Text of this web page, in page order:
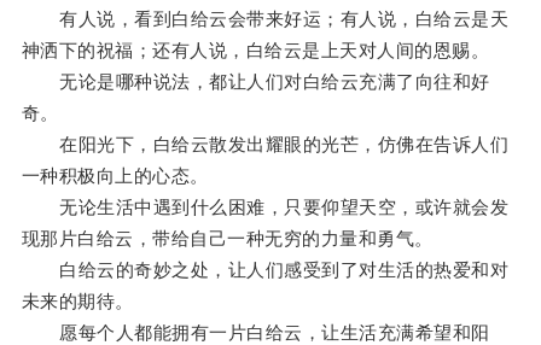
有人说，看到白给云会带来好运；有人说，白给云是天
神洒下的祝福；还有人说，白给云是上天对人间的恩赐。
无论是哪种说法，都让人们对白给云充满了向往和好
奇。
在阳光下，白给云散发出耀眼的光芒，仿佛在告诉人们
一种积极向上的心态。
无论生活中遇到什么困难，只要仰望天空，或许就会发
现那片白给云，带给自己一种无穷的力量和勇气。
白给云的奇妙之处，让人们感受到了对生活的热爱和对
未来的期待。
愿每个人都能拥有一片白给云，让生活充满希望和阳